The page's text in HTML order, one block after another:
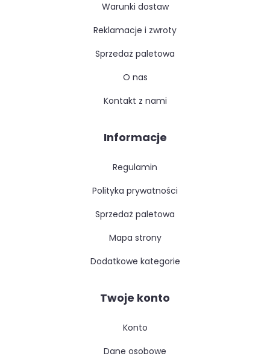
warunki dostaw
reklamacje i zwroty
sprzedaż paletowa
o nas
kontakt z nami
Informacje
regulamin
polityka prywatności
sprzedaż paletowa
mapa strony
dodatkowe kategorie
Twoje konto
konto
dane osobowe